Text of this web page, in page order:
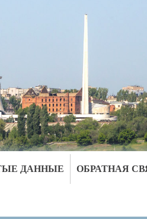
ДАННЫЕ ОБРАТНАЯ